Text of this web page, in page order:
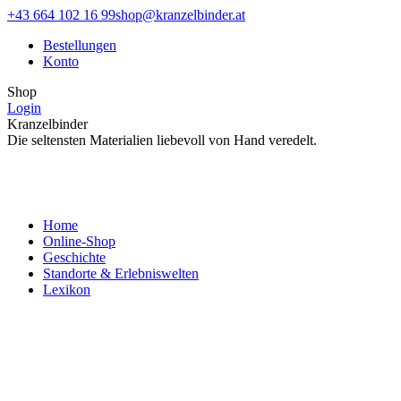
Zum
springen
Facebook
opens
window
Instagram
opens
window
+43 664 102 16 99shop@kranzelbinder.at
Bestellungen
Konto
Shop
Login
Kranzelbinder
Die seltensten Materialien liebevoll von Hand veredelt.
Home
Online-Shop
Geschichte
Standorte & Erlebniswelten
Lexikon